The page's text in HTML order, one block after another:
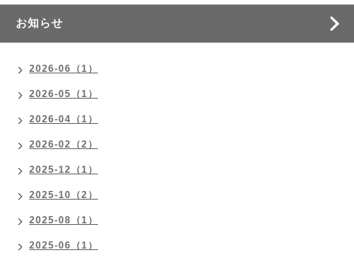
お知らせ
2026-06（1）
2026-05（1）
2026-04（1）
2026-02（2）
2025-12（1）
2025-10（2）
2025-08（1）
2025-06（1）